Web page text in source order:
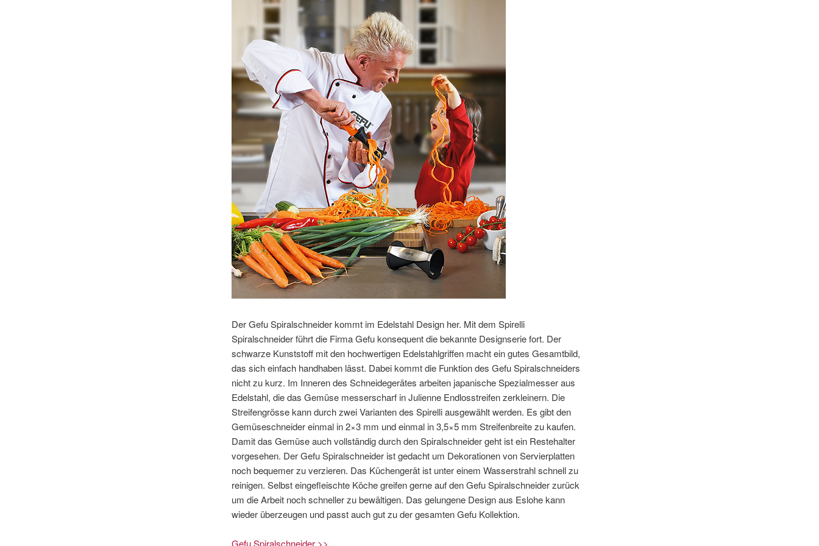
Der Gefu Spiralschneider kommt im Edelstahl Design her. Mit dem Spirelli
Spiralschneider führt die Firma Gefu konsequent die bekannte Designserie fort. Der
schwarze Kunststoff mit den hochwertigen Edelstahlgriffen macht ein gutes Gesamtbild,
das sich einfach handhaben lässt. Dabei kommt die Funktion des Gefu Spiralschneiders
nicht zu kurz. Im Inneren des Schneidegerätes arbeiten japanische Spezialmesser aus
Edelstahl, die das Gemüse messerscharf in Julienne Endlosstreifen zerkleinern. Die
Streifengrösse kann durch zwei Varianten des Spirelli ausgewählt werden. Es gibt den
Gemüseschneider einmal in 2×3 mm und einmal in 3,5×5 mm Streifenbreite zu kaufen.
Damit das Gemüse auch vollständig durch den Spiralschneider geht ist ein Restehalter
vorgesehen. Der Gefu Spiralschneider ist gedacht um Dekorationen von Servierplatten
noch bequemer zu verzieren. Das Küchengerät ist unter einem Wasserstrahl schnell zu
reinigen. Selbst eingefleischte Köche greifen gerne auf den Gefu Spiralschneider zurück
um die Arbeit noch schneller zu bewältigen. Das gelungene Design aus Eslohe kann
wieder überzeugen und passt auch gut zu der gesamten Gefu Kollektion.